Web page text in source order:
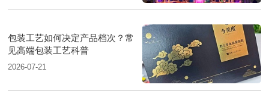
包装工艺如何决定产品档次？常
见高端包装工艺科普
2026-07-21